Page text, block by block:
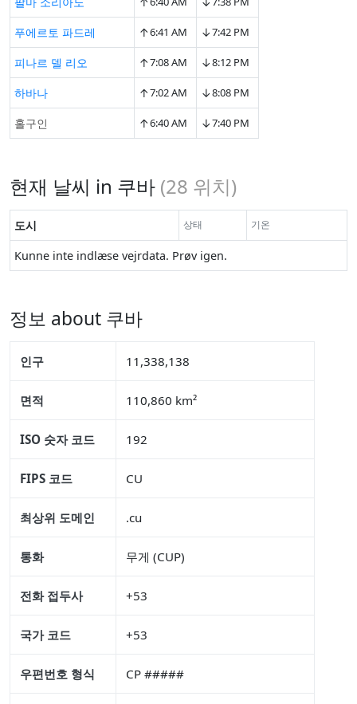
푸에르토 파드레 ↑6:41 AM ↓7:42 PM
피나르 델 리오 ↑7:08 AM ↓8:12 PM
하바나 ↑7:02 AM ↓8:08 PM
홀구인 ↑6:40 AM ↓7:40 PM
현재 날씨 in 쿠바 (28 위치)
도시 상태 기온
Kunne inte indlæse vejrdata. Prøv igen.
정보 about 쿠바
인구 11,338,138
면적 110,860 km²
ISO 숫자 코드 192
FIPS 코드 CU
최상위 도메인 .cu
통화 무게 (CUP)
전화 접두사 +53
국가 코드 +53
우편번호 형식 CP #####